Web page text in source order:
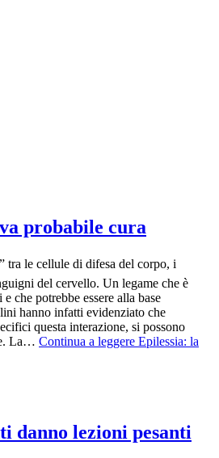
probabile cura
tra le cellule di difesa del corpo, i
del cervello. Un legame che è
che potrebbe essere alla base
hanno infatti evidenziato che
questa interazione, si possono
La… Continua a leggere Epilessia: la
danno lezioni pesanti